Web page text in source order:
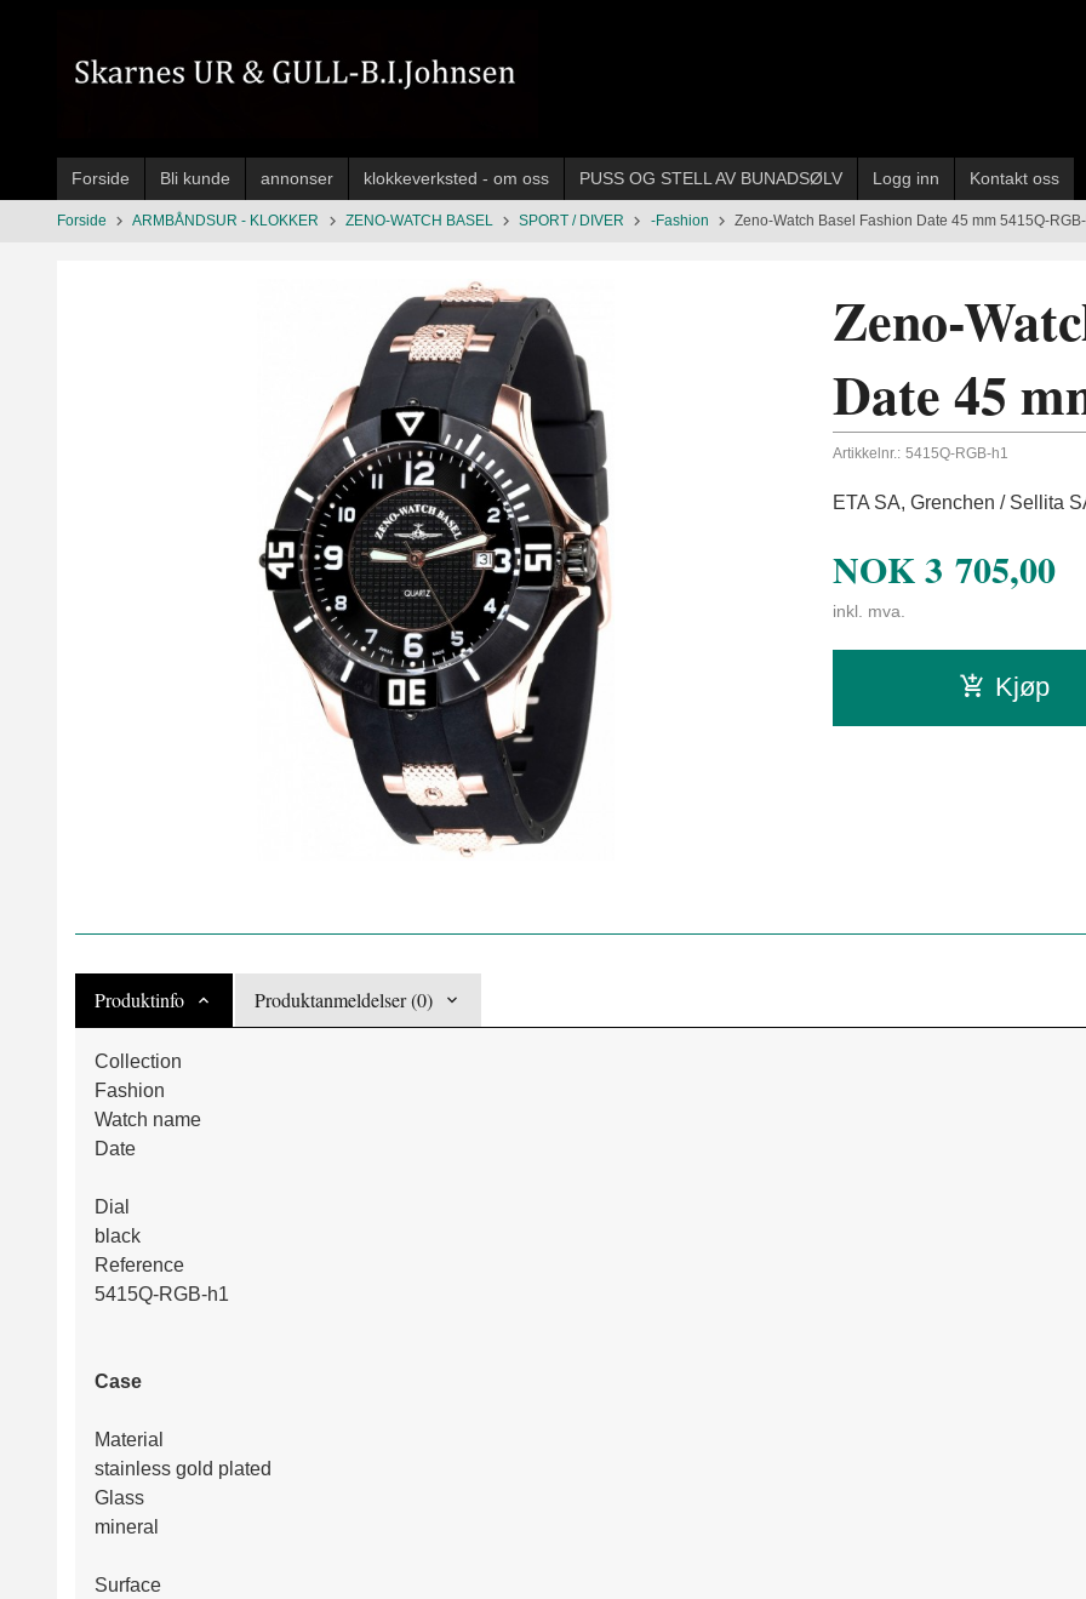
innholdet
Forside Bli kunde annonser klokkeverksted - om oss PUSS OG STELL AV BUNADSØLV Logg inn Kontakt oss
Forside ARMBÅNDSUR - KLOKKER ZENO-WATCH BASEL SPORT / DIVER -Fashion Zeno-Watch Basel Fashion Date 45 mm 5415Q-
Zeno-
Date 45
Artikkelnr.: 5415Q-RGB-h1
ETA SA, Grenchen / Sellita
NOK3 705,00
inkl. mva.
Kjøp
Produktinfo Produktanmeldelser (0)
Collection
Fashion
Watch name
Date
Dial
black
Reference
5415Q-RGB-h1
Case
Material
stainless gold plated
Glass
mineral
Surface